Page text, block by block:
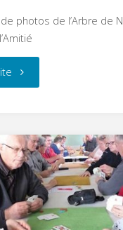
photos de l’Arbre de
"Arbre
Noël
au
Trait
d’Union